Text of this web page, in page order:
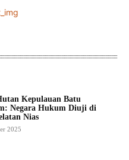
Kepulauan Batu
Negara Hukum Diuji di
Nias
2025